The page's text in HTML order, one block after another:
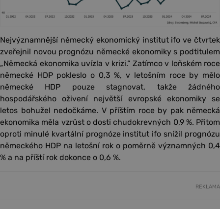
Nejvýznamnější německý ekonomický institut ifo ve čtvrtek
zveřejnil novou prognózu německé ekonomiky s podtitulem
„Německá ekonomika uvízla v krizi.“ Zatímco v loňském roce
německé HDP pokleslo o 0,3 %, v letošním roce by mělo
německé HDP pouze stagnovat, takže žádného
hospodářského oživení největší evropské ekonomiky se
letos bohužel nedočkáme. V příštím roce by pak německá
ekonomika měla vzrůst o dosti chudokrevných 0,9 %. Přitom
oproti minulé kvartální prognóze institut ifo snížil prognózu
německého HDP na letošní rok o poměrně významných 0,4
% a na příští rok dokonce o 0,6 %.
REKLAMA